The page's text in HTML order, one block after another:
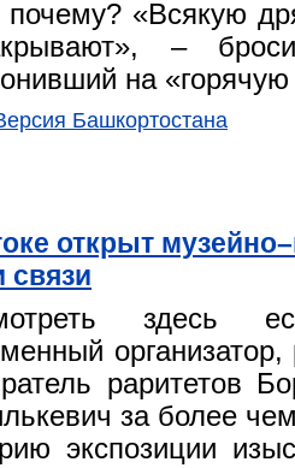
почему? «Всякую
–
на
Башкортостана
открыт
связи
здесь
организатор,
раритетов
за более
экспозиции